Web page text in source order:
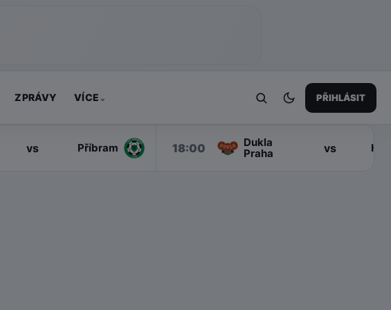
ZPRÁVY VÍCE ⌄ PŘIHLÁSIT
vs Příbram 18:00
Dukla
Praha
vs